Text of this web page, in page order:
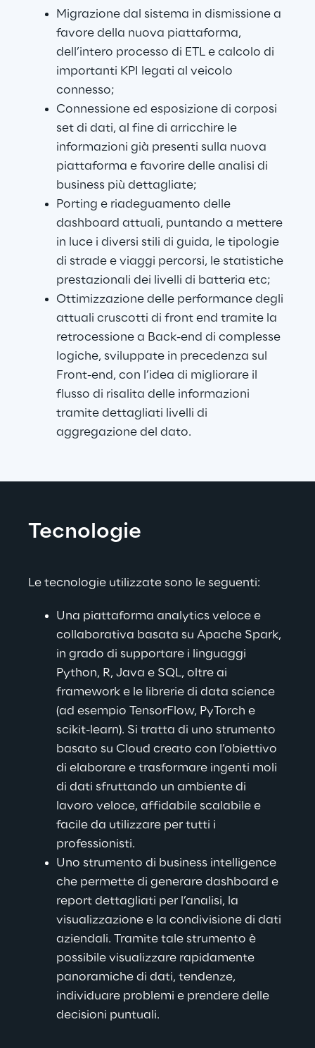
Migrazione dal sistema in dismissione a
favore della nuova piattaforma,
dell’intero processo di ETL e calcolo di
importanti KPI legati al veicolo
connesso;
Connessione ed esposizione di corposi
set di dati, al fine di arricchire le
informazioni già presenti sulla nuova
piattaforma e favorire delle analisi di
business più dettagliate;
Porting e riadeguamento delle
dashboard attuali, puntando a mettere
in luce i diversi stili di guida, le tipologie
di strade e viaggi percorsi, le statistiche
prestazionali dei livelli di batteria etc;
Ottimizzazione delle performance degli
attuali cruscotti di front end tramite la
retrocessione a Back-end di complesse
logiche, sviluppate in precedenza sul
Front-end, con l’idea di migliorare il
flusso di risalita delle informazioni
tramite dettagliati livelli di
aggregazione del dato.
Tecnologie
Le tecnologie utilizzate sono le seguenti:
Una piattaforma analytics veloce e
collaborativa basata su Apache Spark,
in grado di supportare i linguaggi
Python, R, Java e SQL, oltre ai
framework e le librerie di data science
(ad esempio TensorFlow, PyTorch e
scikit-learn). Si tratta di uno strumento
basato su Cloud creato con l’obiettivo
di elaborare e trasformare ingenti moli
di dati sfruttando un ambiente di
lavoro veloce, affidabile scalabile e
facile da utilizzare per tutti i
professionisti.
Uno strumento di business intelligence
che permette di generare dashboard e
report dettagliati per l’analisi, la
visualizzazione e la condivisione di dati
aziendali. Tramite tale strumento è
possibile visualizzare rapidamente
panoramiche di dati, tendenze,
individuare problemi e prendere delle
decisioni puntuali.